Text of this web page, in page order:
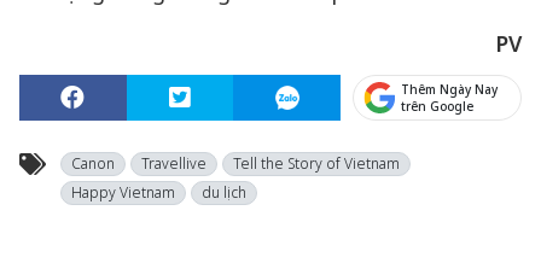
PV
Thêm Ngày Nay
trên Google
Canon Travellive
Tell the Story of Vietnam
Happy Vietnam
du lịch